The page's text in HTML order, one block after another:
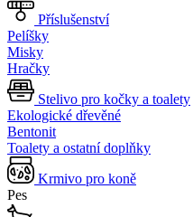
Příslušenství
Pelíšky
Misky
Hračky
Stelivo pro kočky a toalety
Ekologické dřevěné
Bentonit
Toalety a ostatní doplňky
Krmivo pro koně
Pes